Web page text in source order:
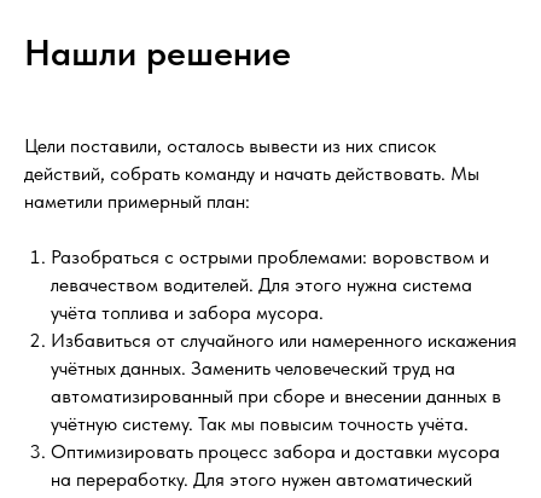
Нашли решение
Цели поставили, осталось вывести из них список
действий, собрать команду и начать действовать. Мы
наметили примерный план:
Разобраться с острыми проблемами: воровством и
левачеством водителей. Для этого нужна система
учёта топлива и забора мусора.
Избавиться от случайного или намеренного искажения
учётных данных. Заменить человеческий труд на
автоматизированный при сборе и внесении данных в
учётную систему. Так мы повысим точность учёта.
Оптимизировать процесс забора и доставки мусора
на переработку. Для этого нужен автоматический